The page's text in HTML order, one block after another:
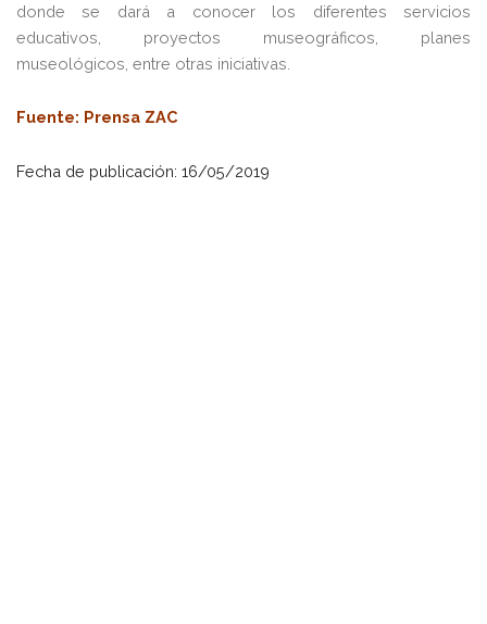
donde se dará a conocer los diferentes servicios
educativos, proyectos museográficos, planes
museológicos, entre otras iniciativas.
Fuente: Prensa ZAC
Fecha de publicación: 16/05/2019